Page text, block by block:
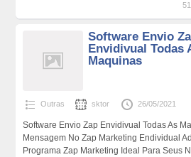
Software Envio
Envidivual Todas
Maquinas
Outras sktor 26/05/2021
Software Envio Zap Envidivual Todas As
Mensagem No Zap Marketing Endividual
Programa Zap Marketing Ideal Para Seus